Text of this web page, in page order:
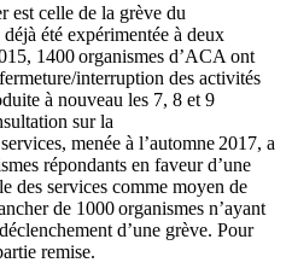
est celle de la grève du
été expérimentée à deux
1400 organismes d’ACA ont
interruption des activités
à nouveau les 7, 8 et 9
sur la
menée à l’automne 2017, a
répondants en faveur d’une
des services comme moyen de
de 1000 organismes n’ayant
d’une grève. Pour
remise.